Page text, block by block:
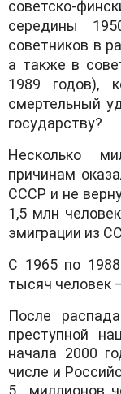
советско-
середины
советников в
а также в
1989 годов),
смертельный
государству?
Несколько
причинам
СССР и не
1,5 млн
эмиграции из
С 1965 по
тысяч человек
После
преступной
начала 2000
числе и
5 миллионов